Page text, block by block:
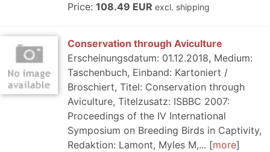
Price: 108.49 EUR excl. shipping
Conservation through Aviculture
Erscheinungsdatum: 01.12.2018, Medium:
Taschenbuch, Einband: Kartoniert /
Broschiert, Titel: Conservation through
Aviculture, Titelzusatz: ISBBC 2007:
Proceedings of the IV International
Symposium on Breeding Birds in Captivity,
Redaktion: Lamont, Myles M,...
more